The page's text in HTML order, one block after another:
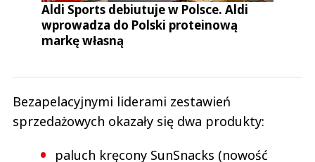
Aldi Sports debiutuje w Polsce. Aldi
wprowadza do Polski proteinową
markę własną
Bezapelacyjnymi liderami zestawień
sprzedażowych okazały się dwa produkty:
paluch kręcony SunSnacks (nowość